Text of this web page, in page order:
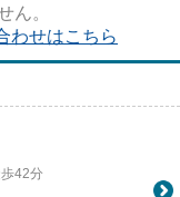
ん。
わせはこちら
歩42分